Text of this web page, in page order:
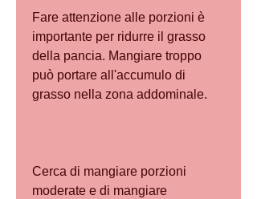
Fare attenzione alle porzioni è
importante per ridurre il grasso
della pancia. Mangiare troppo
può portare all'accumulo di
grasso nella zona addominale.
Cerca di mangiare porzioni
moderate e di mangiare